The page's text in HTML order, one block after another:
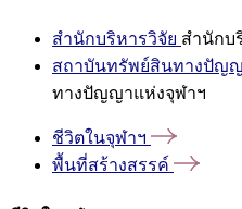
สำนักบริหารวิจัย สำนักบ
สถาบันทรัพย์สินทางปัญ
ทางปัญญาแห่งจุฬาฯ
ชีวิตในจุฬาฯ
พื้นที่สร้างสรรค์